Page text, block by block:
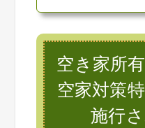
空き家所
空家対策
施行